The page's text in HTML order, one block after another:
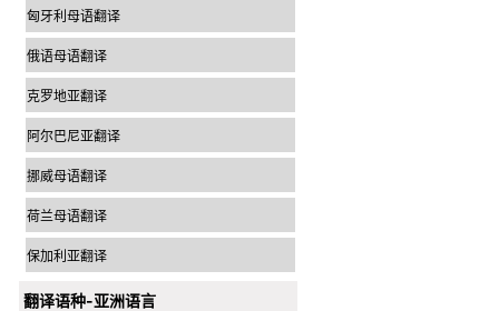
匈牙利母语翻译
俄语母语翻译
克罗地亚翻译
阿尔巴尼亚翻译
挪威母语翻译
荷兰母语翻译
保加利亚翻译
翻译语种-亚洲语言